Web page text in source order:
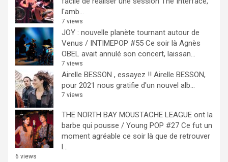
l'amb...
7 views
JOY : nouvelle planète tournant autour de
Venus / INTIMEPOP #55 Ce soir là Agnès
OBEL avait annulé son concert, laissan...
7 views
Airelle BESSON , essayez !! Airelle BESSON,
pour 2021 nous gratifie d'un nouvel alb...
7 views
THE NORTH BAY MOUSTACHE LEAGUE ont la
barbe qui pousse / Young POP #27 Ce fut un
moment agréable ce soir là que de retrouver
l...
6 views